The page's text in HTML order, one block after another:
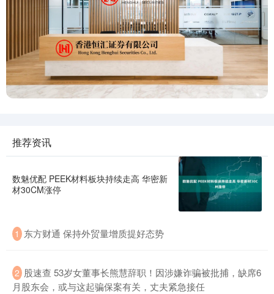
推荐资讯
数魅优配 PEEK材料板块持续走高 华密新
材30CM涨停
1 东方财通 保持外贸量增质提好态势
2 股速查 53岁女董事长熊慧辞职！因涉嫌诈骗被批捕，缺席6
月股东会，或与这起骗保案有关，丈夫紧急接任